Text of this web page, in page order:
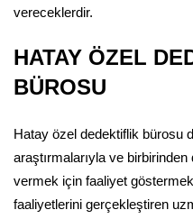
vereceklerdir.
HATAY ÖZEL
BÜROSU
Hatay özel dedektiflik bürosu
araştırmalarıyla ve
vermek için faaliyet
faaliyetlerini gerçekleştiren